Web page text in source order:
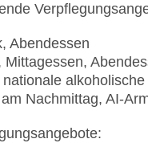
Abendessen
Nachmittag, AI-